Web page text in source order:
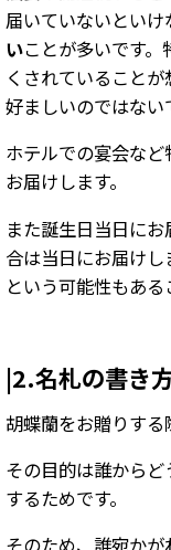
届いていないといけ
いことが多いです
くされていること
好ましいのではない
ホテルでの宴会な
お届けします。
また誕生日当日に
合は当日にお届け
という可能性もある
|2.名札の書き
胡蝶蘭をお贈りする
その目的は誰から
するためです。